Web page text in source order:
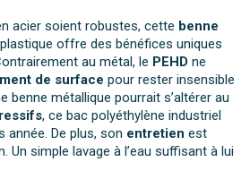
acier soient robustes, cette benne
offre des bénéfices uniques
au métal, le PEHD ne
de surface pour rester insensible
benne métallique pourrait s’altérer au
, ce bac polyéthylène industriel
année. De plus, son entretien est
Un simple lavage à l’eau suffisant à lui